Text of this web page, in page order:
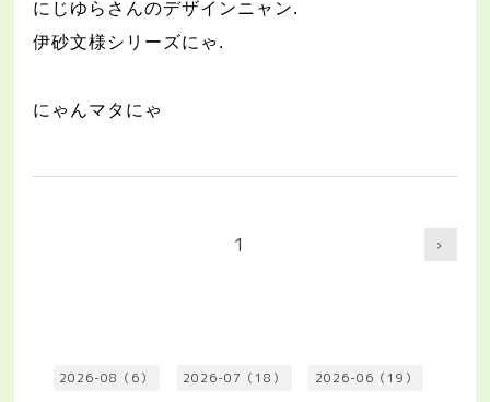
にじゆらさんのデザインニャン.
伊砂文様シリーズにゃ .
にゃんマタにゃ
1
2026-08（6） 2026-07（18） 2026-06（19）